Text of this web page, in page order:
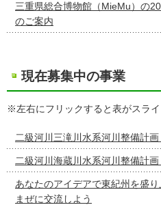
三重県総合博物館（MieMu）の
のご案内
現在募集中の事業
※左右にフリックすると表がスライ
二級河川三滝川水系河川整備計
二級河川海蔵川水系河川整備計
あなたのアイデアで東紀州を盛
まぜに交流しよう